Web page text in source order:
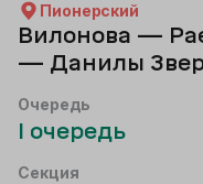
Пионерский
Вилонова —
— Данилы
Очередь
I очередь
Секция